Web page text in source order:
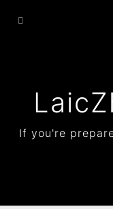
If you're
Home
Resume